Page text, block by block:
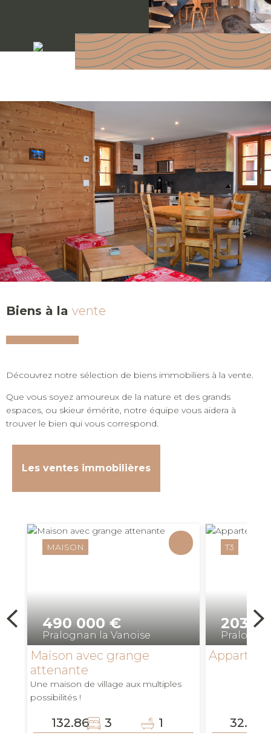
Biens à la vente
Découvrez notre sélection de biens immobiliers à la vente.
Que vous soyez amoureux de la nature et des grands
espaces, ou skieur émérite, notre équipe vous aidera à
trouver le bien qui vous correspond.
Les ventes immobilières
MAISON
490 000 €
Pralognan la Vanoise
Maison avec grange
attenante
Une maison de village aux multiples
possibilités !
132.86 3 1
T3
203
32.79